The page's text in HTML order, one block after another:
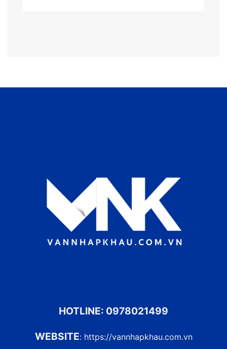
HOTLINE: 0978021499
WEBSITE: https://vannhapkhau.com.vn